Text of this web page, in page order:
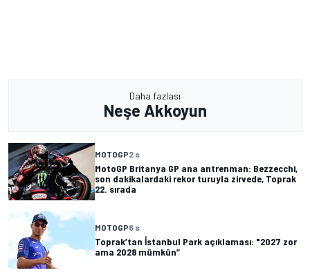
Daha fazlası
Neşe Akkoyun
MOTOGP2 s
MotoGP Britanya GP ana antrenman: Bezzecchi,
son dakikalardaki rekor turuyla zirvede, Toprak
22. sırada
MOTOGP6 s
Toprak’tan İstanbul Park açıklaması: "2027 zor
ama 2028 mümkün”